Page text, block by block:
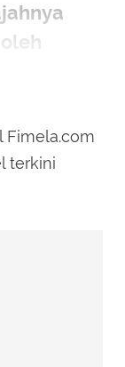
Fimela.com
terkini